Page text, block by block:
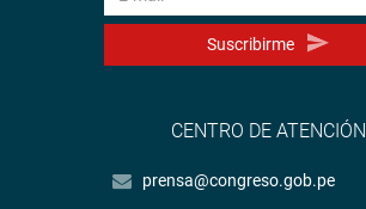
Suscribirme
CENTRO DE ATENCIÓN
prensa@congreso.gob.pe